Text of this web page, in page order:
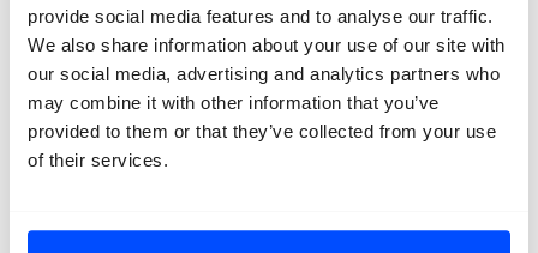
provide social media features and to analyse our traffic.
We also share information about your use of our site with
our social media, advertising and analytics partners who
may combine it with other information that you’ve
provided to them or that they’ve collected from your use
of their services.
Cast:Maribel Verdú, Gael García Bernal, and Diego
Luna
Duur: 106 minutes
Taal:Spaans